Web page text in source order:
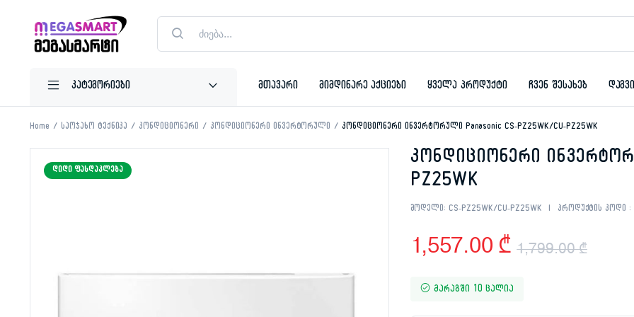
Products
search
მთავარი მიმდინარე აქციები ყველა პროდუქტი ჩვენ შესახებ
Home საოჯახო ტექნიკა კონდიციონერი კონდიციონერი ინვერტორული კონდიციონერი ინვერტორული Panasonic CS-PZ25WK/CU-PZ25WK
ᲓᲘᲓᲘ ᲤᲐᲡᲓᲐᲙᲚᲔᲑᲐ
კონდიციონერი
PZ25WK
მოდელი: CS-PZ25WK/CU-PZ25WK პროდუქტის კოდი :
1,799.00₾
price
1,557.00 ₾
price
მარაგში 10 ცალია